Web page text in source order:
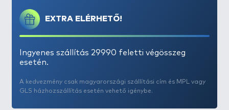
EXTRA ELÉRHETŐ!
Ingyenes szállítás 29990 feletti végösszeg
esetén.
A kedvezmény csak magyarországi szállítási cím és MPL vagy
GLS házhozszállítás esetén vehető igénybe.